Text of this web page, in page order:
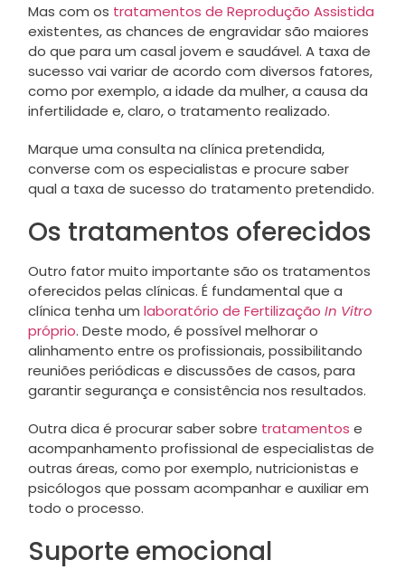
Mas com os tratamentos de Reprodução Assistida
existentes, as chances de engravidar são maiores
do que para um casal jovem e saudável. A taxa de
sucesso vai variar de acordo com diversos fatores,
como por exemplo, a idade da mulher, a causa da
infertilidade e, claro, o tratamento realizado.
Marque uma consulta na clínica pretendida,
converse com os especialistas e procure saber
qual a taxa de sucesso do tratamento pretendido.
Os tratamentos oferecidos
Outro fator muito importante são os tratamentos
oferecidos pelas clínicas. É fundamental que a
clínica tenha um laboratório de Fertilização In Vitro
próprio. Deste modo, é possível melhorar o
alinhamento entre os profissionais, possibilitando
reuniões periódicas e discussões de casos, para
garantir segurança e consistência nos resultados.
Outra dica é procurar saber sobre tratamentos e
acompanhamento profissional de especialistas de
outras áreas, como por exemplo, nutricionistas e
psicólogos que possam acompanhar e auxiliar em
todo o processo.
Suporte emocional